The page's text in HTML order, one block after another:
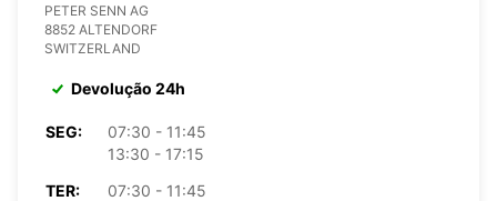
PETER SENN AG
8852 ALTENDORF
SWITZERLAND
Devolução 24h
SEG:
07:30 - 11:45
13:30 - 17:15
TER:
07:30 - 11:45